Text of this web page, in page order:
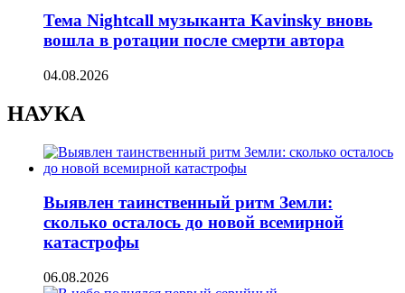
Тема Nightcall музыканта Kavinsky вновь
вошла в ротации после смерти автора
04.08.2026
НАУКА
Выявлен таинственный ритм Земли:
сколько осталось до новой всемирной
катастрофы
06.08.2026